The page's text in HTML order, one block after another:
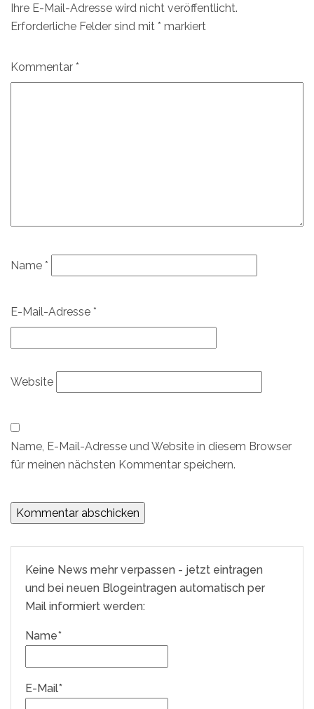
Ihre E-Mail-Adresse wird nicht veröffentlicht.
Erforderliche Felder sind mit * markiert
Kommentar *
Name *
E-Mail-Adresse *
Website
Name, E-Mail-Adresse und Website in diesem Browser
für meinen nächsten Kommentar speichern.
Keine News mehr verpassen - jetzt eintragen
und bei neuen Blogeintragen automatisch per
Mail informiert werden:
Name*
E-Mail*